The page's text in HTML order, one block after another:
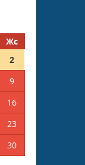
Жс
2
9
16
23
30